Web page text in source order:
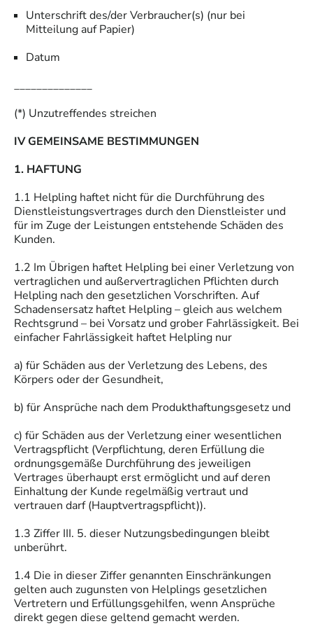
Unterschrift des/der Verbraucher(s) (nur bei
Mitteilung auf Papier)
Datum
______________
(*) Unzutreffendes streichen
IV GEMEINSAME BESTIMMUNGEN
1. HAFTUNG
1.1 Helpling haftet nicht für die Durchführung des
Dienstleistungsvertrages durch den Dienstleister und
für im Zuge der Leistungen entstehende Schäden des
Kunden.
1.2 Im Übrigen haftet Helpling bei einer Verletzung von
vertraglichen und außervertraglichen Pflichten durch
Helpling nach den gesetzlichen Vorschriften. Auf
Schadensersatz haftet Helpling – gleich aus welchem
Rechtsgrund – bei Vorsatz und grober Fahrlässigkeit. Bei
einfacher Fahrlässigkeit haftet Helpling nur
a) für Schäden aus der Verletzung des Lebens, des
Körpers oder der Gesundheit,
b) für Ansprüche nach dem Produkthaftungsgesetz und
c) für Schäden aus der Verletzung einer wesentlichen
Vertragspflicht (Verpflichtung, deren Erfüllung die
ordnungsgemäße Durchführung des jeweiligen
Vertrages überhaupt erst ermöglicht und auf deren
Einhaltung der Kunde regelmäßig vertraut und
vertrauen darf (Hauptvertragspflicht)).
1.3 Ziffer III. 5. dieser Nutzungsbedingungen bleibt
unberührt.
1.4 Die in dieser Ziffer genannten Einschränkungen
gelten auch zugunsten von Helplings gesetzlichen
Vertretern und Erfüllungsgehilfen, wenn Ansprüche
direkt gegen diese geltend gemacht werden.